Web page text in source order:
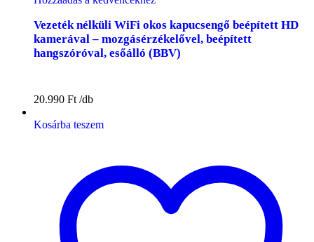
Vezeték nélküli WiFi okos kapucsengő beépített HD
kamerával – mozgásérzékelővel, beépített
hangszóróval, esőálló (BBV)
20.990 Ft
Kosárba teszem